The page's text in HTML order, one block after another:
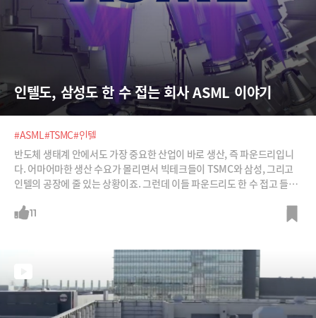
인텔도, 삼성도 한 수 접는 회사 ASML 이야기
#ASML #TSMC#인텔
반도체 생태계 안에서도 가장 중요한 산업이 바로 생산, 즉 파운드리입니
다. 어마어마한 생산 수요가 몰리면서 빅테크들이 TSMC와 삼성, 그리고
인텔의 공장에 줄 있는 상황이죠. 그런데 이들 파운드리도 한 수 접고 들어
리고 있는 ASML입니다. 네덜란드 필립스 옆 나무 창고에서 시작한 회사는
11